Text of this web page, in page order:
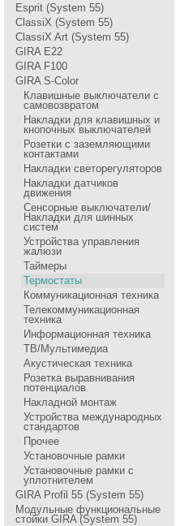
Esprit (System 55)
ClassiX (System 55)
ClassiX Art (System 55)
GIRA Е22
GIRA F100
GIRA S-Color
Клавишные выключатели с
самовозвратом
Накладки для клавишных и
кнопочных выключателей
Розетки с заземляющими
контактами
Накладки светорегуляторов
Накладки датчиков
движения
Сенсоpные выключатели/
Накладки для шинных
систем
Устройства управления
жалюзи
Таймеры
Термостаты
Коммуникационная техника
Телекоммуникационная
техника
Информационная техника
ТВ/Мультимедиа
Акустическая техника
Розетка выравнивания
потенциалов
Накладной монтаж
Устройства международных
стандартов
Прочее
Установочные рамки
Установочные рамки с
уплотнителем
GIRA Profil 55 (System 55)
Модульные функциональные
стойки GIRA (System 55)